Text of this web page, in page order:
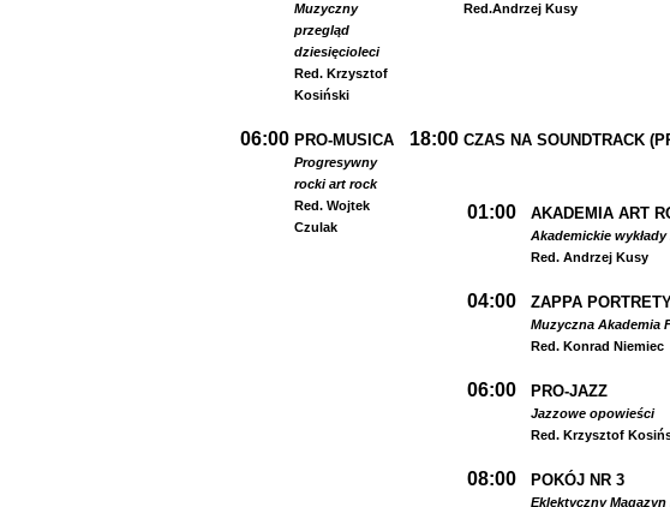
Muzyczny
przegląd
dziesięcioleci
Red. Krzysztof
Kosiński
Red.Andrzej Kusy
06:00 PRO-MUSICA
Progresywny
rocki art rock
Red. Wojtek
Czulak
18:00 CZAS NA SOUNDTRACK
01:00 AKADEMIA ART
Akademickie
Red. Andrzej Kusy
04:00 ZAPPA
Muzyczna Akademia
Red. Konrad Niemiec
06:00 PRO-JAZZ
Jazzowe opowieści
Red. Krzysztof
08:00 POKÓJ NR 3
Eklektyczny